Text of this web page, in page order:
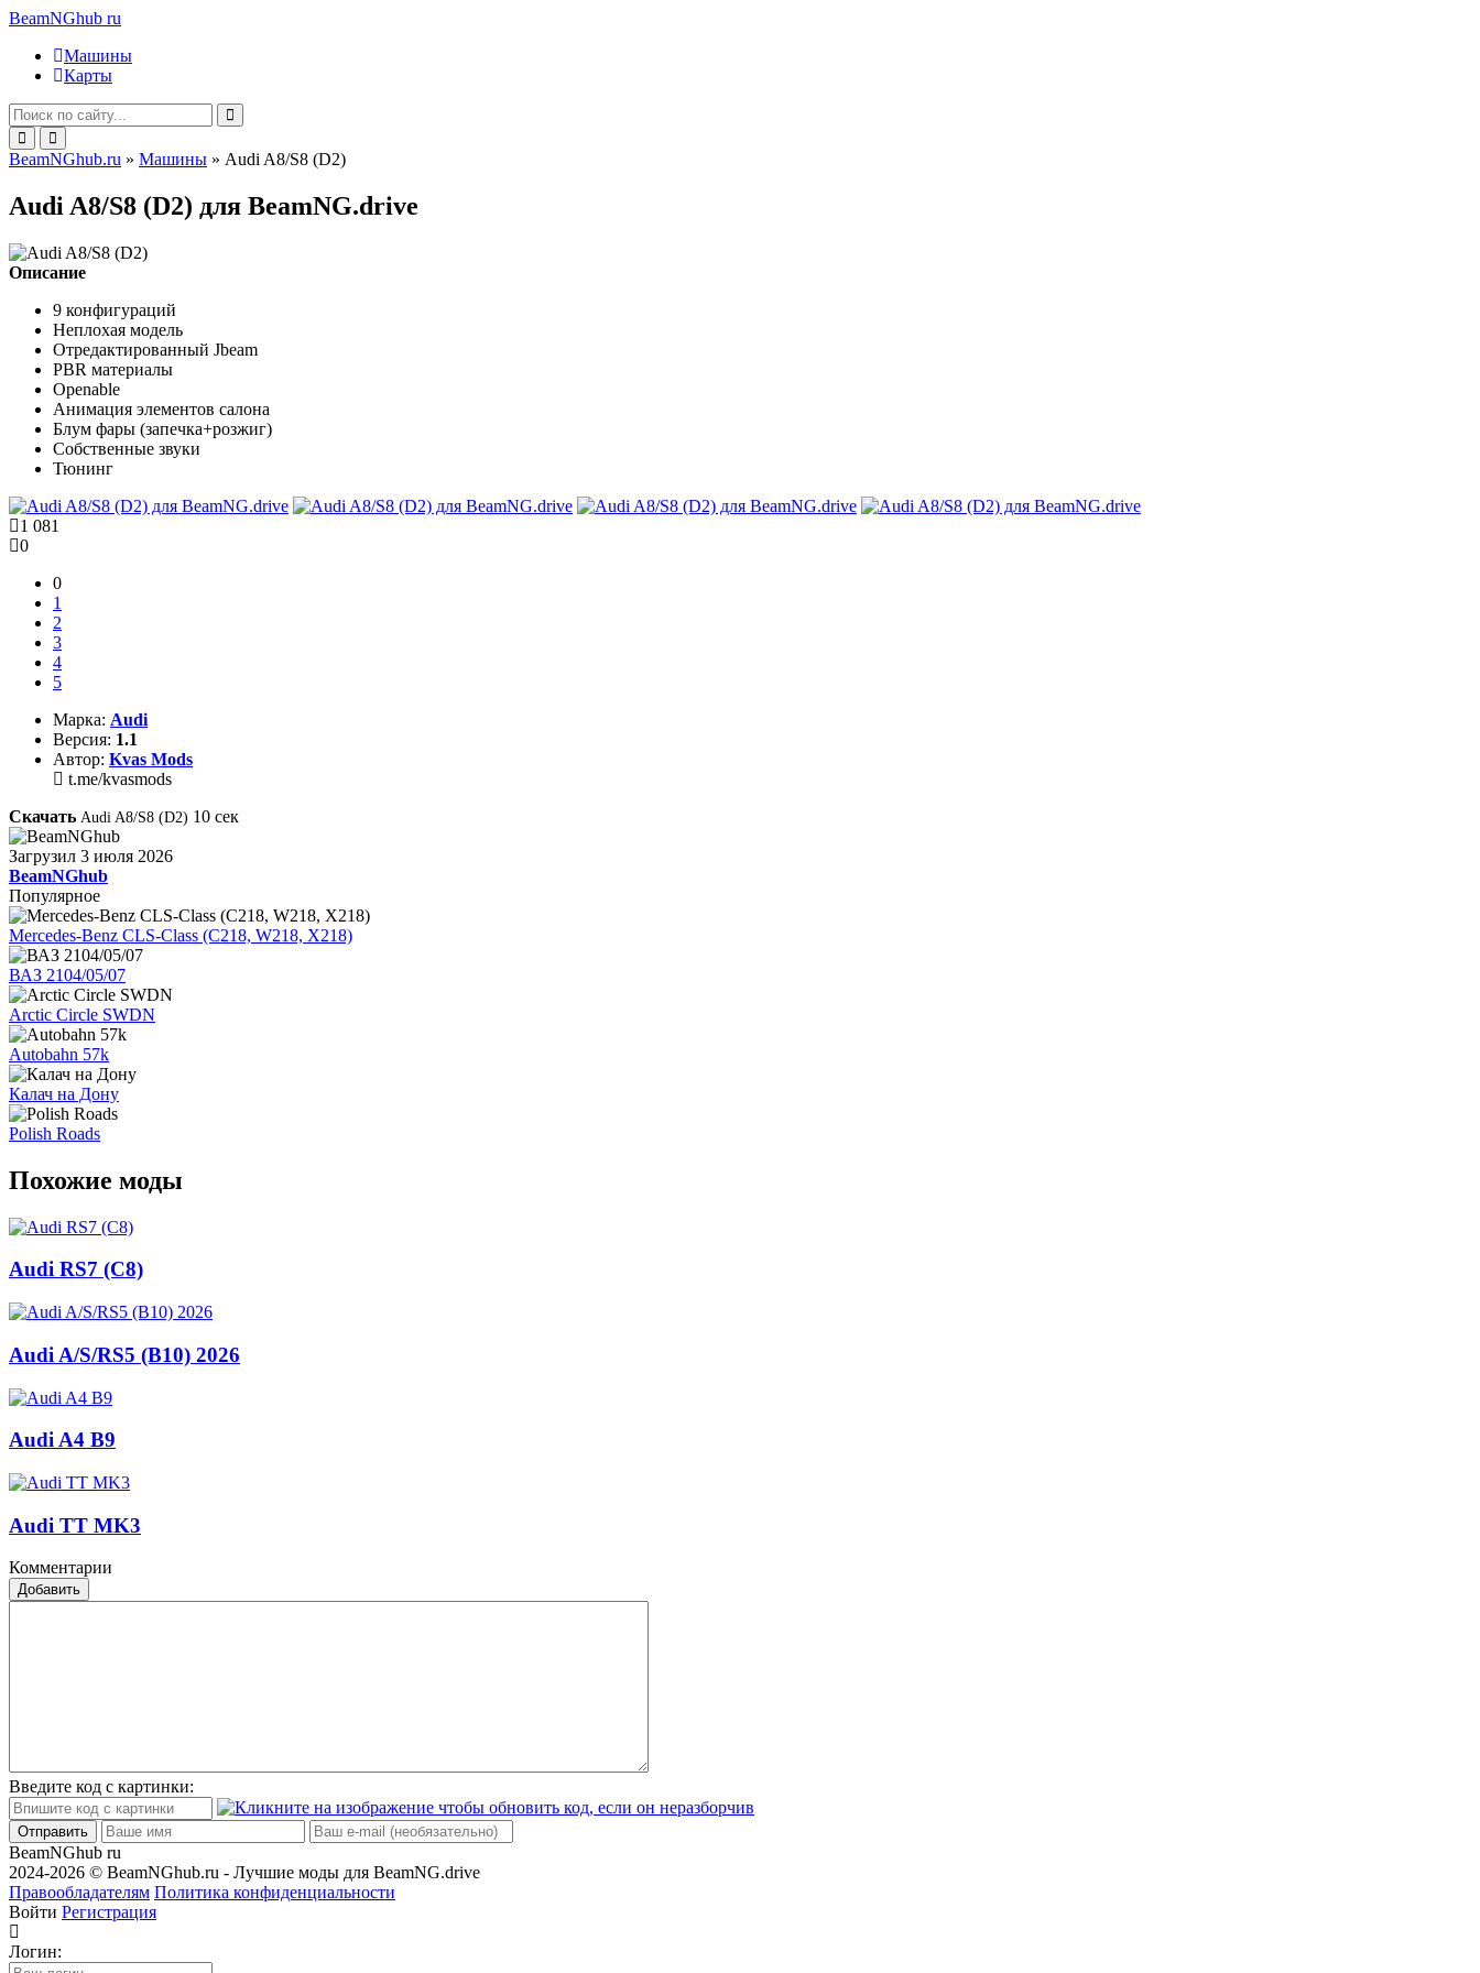
BeamNGhub ru
Машины
Карты
BeamNGhub.ru » Машины » Audi A8/S8 (D2)
Audi A8/S8 (D2) для BeamNG.drive
Описание
9 конфигураций
Неплохая модель
Отредактированный Jbeam
PBR материалы
Openable
Анимация элементов салона
Блум фары (запечка+розжиг)
Собственные звуки
Тюнинг
1 081
0
0
1
2
3
4
5
Марка: Audi
Версия: 1.1
Автор: Kvas Mods
t.me/kvasmods
Скачать Audi A8/S8 (D2) 10 сек
Загрузил 3 июля 2026
BeamNGhub
Популярное
Mercedes-Benz CLS-Class (C218, W218, X218)
ВАЗ 2104/05/07
Arctic Circle SWDN
Autobahn 57k
Калач на Дону
Polish Roads
Похожие моды
Audi RS7 (C8)
Audi A/S/RS5 (B10) 2026
Audi A4 B9
Audi TT MK3
Комментарии
Добавить
Введите код с картинки:
Отправить
BeamNGhub ru
2024-2026 © BeamNGhub.ru - Лучшие моды для BeamNG.drive
Правообладателям Политика конфиденциальности
Войти Регистрация
Логин: